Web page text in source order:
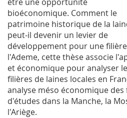
bioéconomique. Comment le
patrimoine historique de la
peut-il devenir un levier de
développement pour une filière
l'Ademe, cette thèse associe
et économique pour analyser
filières de laines locales en
analyse méso économique
d'études dans la Manche, la
l'Ariège.